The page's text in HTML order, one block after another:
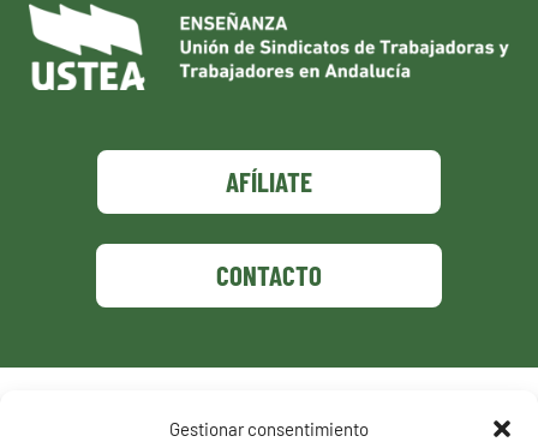
Gestionar consentimiento
AFÍLIATE
CONTACTO
Política de privacidad